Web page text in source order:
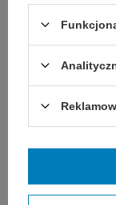
Emulsja na bazie
wrażliwej, suchej
75 ml
330 ml
500 ml z pompką